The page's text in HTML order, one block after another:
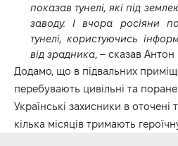
показав тунелі, які під
заводу. І вчора росіяни
тунелі, користуючись
від зрадника, – сказав Антон
Додамо, що в підвальних
перебувають цивільні та
Українські захисники в оточені
кілька місяців тримають